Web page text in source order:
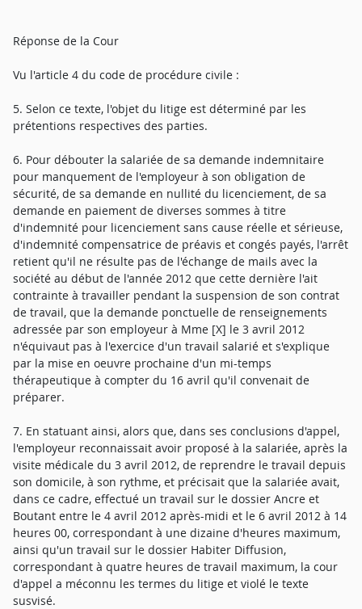
Réponse de la Cour
Vu l'article 4 du code de procédure civile :
5. Selon ce texte, l'objet du litige est déterminé par les
prétentions respectives des parties.
6. Pour débouter la salariée de sa demande indemnitaire
pour manquement de l'employeur à son obligation de
sécurité, de sa demande en nullité du licenciement, de sa
demande en paiement de diverses sommes à titre
d'indemnité pour licenciement sans cause réelle et sérieuse,
d'indemnité compensatrice de préavis et congés payés, l'arrêt
retient qu'il ne résulte pas de l'échange de mails avec la
société au début de l'année 2012 que cette dernière l'ait
contrainte à travailler pendant la suspension de son contrat
de travail, que la demande ponctuelle de renseignements
adressée par son employeur à Mme [X] le 3 avril 2012
n'équivaut pas à l'exercice d'un travail salarié et s'explique
par la mise en oeuvre prochaine d'un mi-temps
thérapeutique à compter du 16 avril qu'il convenait de
préparer.
7. En statuant ainsi, alors que, dans ses conclusions d'appel,
l'employeur reconnaissait avoir proposé à la salariée, après la
visite médicale du 3 avril 2012, de reprendre le travail depuis
son domicile, à son rythme, et précisait que la salariée avait,
dans ce cadre, effectué un travail sur le dossier Ancre et
Boutant entre le 4 avril 2012 après-midi et le 6 avril 2012 à 14
heures 00, correspondant à une dizaine d'heures maximum,
ainsi qu'un travail sur le dossier Habiter Diffusion,
correspondant à quatre heures de travail maximum, la cour
d'appel a méconnu les termes du litige et violé le texte
susvisé.